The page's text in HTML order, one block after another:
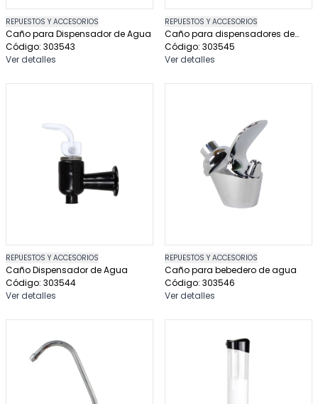
REPUESTOS Y ACCESORIOS
Caño para Dispensador de Agua
Código: 303543
Ver detalles
REPUESTOS Y ACCESORIOS
Caño para dispensadores de
agua
Código: 303545
Ver detalles
REPUESTOS Y ACCESORIOS
Caño Dispensador de Agua
Código: 303544
Ver detalles
REPUESTOS Y ACCESORIOS
Caño para bebedero de agua
Código: 303546
Ver detalles